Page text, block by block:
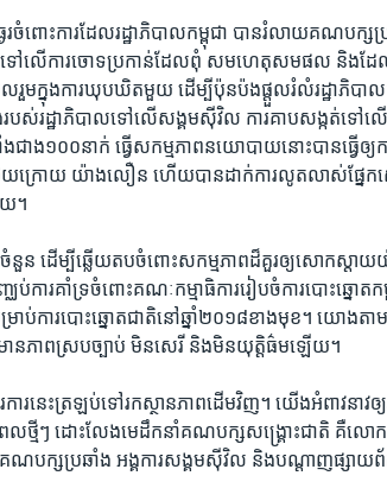
ងរ​ចំពោះ​ការ​ដែល​រដ្ឋាភិបាល​កម្ពុជា ​បាន​រំលាយ​គណបក្ស​
ៅ​លើ​ការ​ចោទ​ប្រកាន់​ដែល​ពុំ​ ​សម​ហេតុ​សម​ផល​ និង​ដែល​
ម​ក្នុង​ការ​ឃុបឃិត​មួយ ដើម្បី​ប៉ុនប៉ង​ផ្តួល​រំលំ​រដ្ឋាភិប
របស់​រដ្ឋាភិបាល​ទៅ​លើ​សង្គមស៊ីវិល ការ​គាប​សង្កត់​ទៅ​ល
ង​១០០នាក់ ​ធ្វើ​សកម្មភាព​នយោបាយ​នោះបាន​ធ្វើ​ឲ្យ​កា
យ​ក្រោយ ​យ៉ាង​លឿន ហើយ​បាន​ដាក់​ការ​លូតលាស់​ផ្នែក​ស
យ។
នួន ដើម្បី​ឆ្លើយ​តប​ចំពោះ​សកម្មភាព​ដ៏​គួរ​ឲ្យ​សោកស្តាយ​
ការ​គាំទ្រ​ចំពោះ​គណៈកម្មាធិការរៀបចំការបោះឆ្នោត​ក
រាប់​ការ​បោះឆ្នោត​ជាតិ​នៅ​ឆ្នាំ​២០១៨​ខាង​មុខ។ យោង​តា
មាន​ភាព​ស្របច្បាប់ ​មិន​សេរី ​និងមិន​យុត្តិធ៌ម​ឡើយ។
ារ​នេះ​ត្រឡប់​ទៅ​រក​ស្ថានភាព​ដើម​វិញ។ យើង​អំពាវនាវ​ឲ្យ​
ល​ថ្មីៗ ដោះលែង​មេដឹកនាំ​គណបក្ស​សង្គ្រោះ​ជាតិ គឺ​លោ
ណបក្ស​ប្រឆាំង អង្គការ​សង្គម​ស៊ីវិល និង​បណ្តាញ​ផ្សាយ​ព័